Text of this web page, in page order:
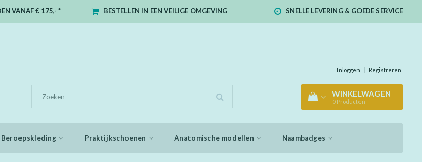
VANAF € 175,- * BESTELLEN IN EEN VEILIGE OMGEVING SNELLE LEVERING & GOEDE SERVICE
Inloggen | Registreren
WINKELWAGEN
0 Producten
Beroepskleding Praktijkschoenen Anatomische modellen Naambadges